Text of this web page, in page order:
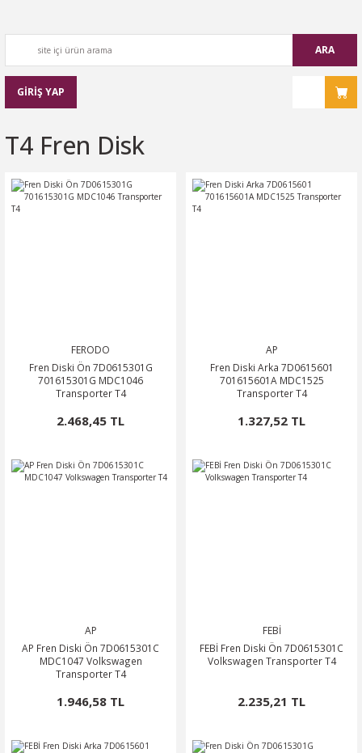
ARA
GİRİŞ YAP
T4 Fren Disk
FERODO
Fren Diski Ön 7D0615301G
701615301G MDC1046
Transporter T4
2.468,45 TL
AP
Fren Diski Arka 7D0615601
701615601A MDC1525
Transporter T4
1.327,52 TL
AP
AP Fren Diski Ön 7D0615301C
MDC1047 Volkswagen
Transporter T4
1.946,58 TL
FEBİ
FEBİ Fren Diski Ön 7D0615301C
Volkswagen Transporter T4
2.235,21 TL